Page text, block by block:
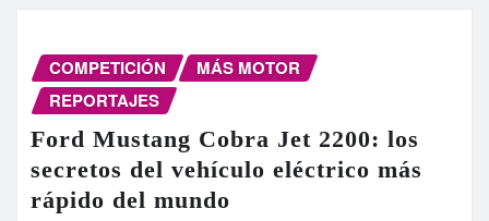
COMPETICIÓN
MÁS MOTOR
REPORTAJES
Ford Mustang Cobra Jet 2200: los
secretos del vehículo eléctrico más
rápido del mundo